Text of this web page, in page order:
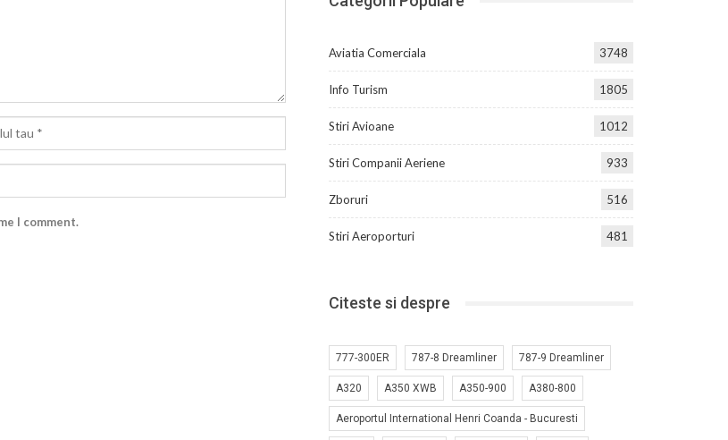
I comment.
Aviatia Comerciala 3748
Info Turism 1805
Stiri Avioane 1012
Stiri Companii Aeriene 933
Zboruri 516
Stiri Aeroporturi 481
Citeste si despre
777-300ER 787-8 Dreamliner 787-9 Dreamliner
A320 A350 XWB A350-900 A380-800
Aeroportul International Henri Coanda - Bucuresti